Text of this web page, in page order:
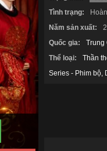
Tình trạng:
Năm sản xuất:
Quốc gia:
Trung
Thể loại:
Thần
Series - Phim bộ